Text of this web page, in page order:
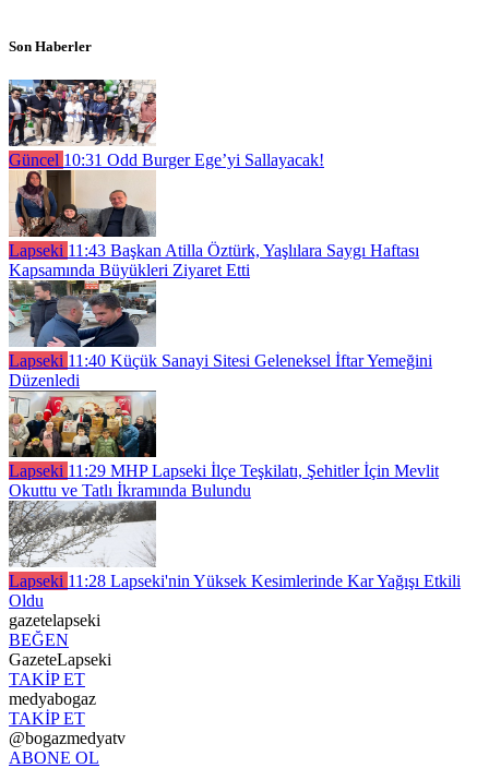
Son Haberler
Güncel 10:31 Odd Burger Ege’yi Sallayacak!
Lapseki 11:43 Başkan Atilla Öztürk, Yaşlılara Saygı Haftası
Kapsamında Büyükleri Ziyaret Etti
Lapseki 11:40 Küçük Sanayi Sitesi Geleneksel İftar Yemeğini
Düzenledi
Lapseki 11:29 MHP Lapseki İlçe Teşkilatı, Şehitler İçin Mevlit
Okuttu ve Tatlı İkramında Bulundu
Lapseki 11:28 Lapseki'nin Yüksek Kesimlerinde Kar Yağışı Etkili
Oldu
gazetelapseki
BEĞEN
GazeteLapseki
TAKİP ET
medyabogaz
TAKİP ET
@bogazmedyatv
ABONE OL